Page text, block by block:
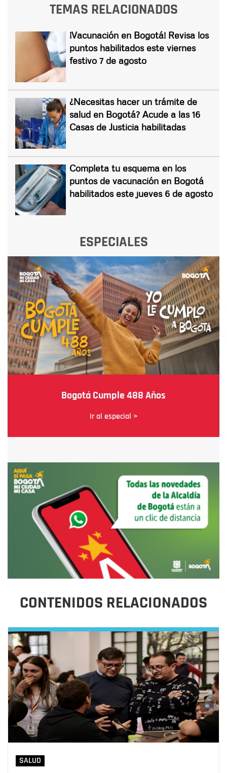
TEMAS RELACIONADOS
¡Vacunación en Bogotá! Revisa los
puntos habilitados este viernes
festivo 7 de agosto
¿Necesitas hacer un trámite de
salud en Bogotá? Acude a las 16
Casas de Justicia habilitadas
Completa tu esquema en los
puntos de vacunación en Bogotá
habilitados este jueves 6 de agosto
ESPECIALES
Bogotá Cumple 488 Años
Ir al especial >
CONTENIDOS RELACIONADOS
SALUD